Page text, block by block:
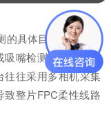
具体目标较多，如
嘴检测。此类检测
往采用多相机采集
整片FPC柔性线路